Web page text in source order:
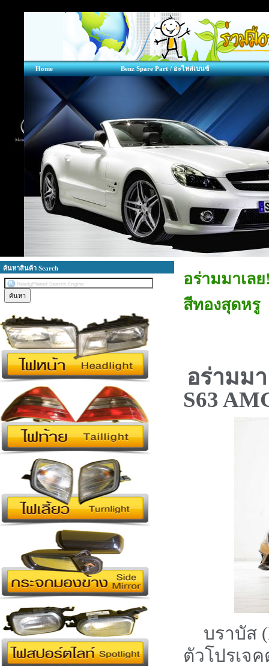
Home Benz Spare Part / อะไหล่เบนซ์
ค้นหาสินค้า Search
อร่ามมาเลย
สีทองสุดหรู
อร่ามม
S63
บราบัส (
ตัวโปรเจ